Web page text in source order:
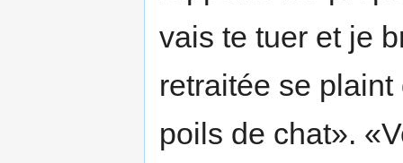
vais te tuer et je
retraitée se
poils de chat».